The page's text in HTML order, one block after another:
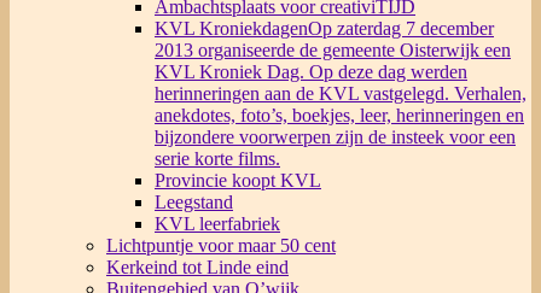
Ambachtsplaats voor creativiTIJD
KVL KroniekdagenOp zaterdag 7 december
2013 organiseerde de gemeente Oisterwijk een
KVL Kroniek Dag. Op deze dag werden
herinneringen aan de KVL vastgelegd. Verhalen,
anekdotes, foto’s, boekjes, leer, herinneringen en
bijzondere voorwerpen zijn de insteek voor een
serie korte films.
Provincie koopt KVL
Leegstand
KVL leerfabriek
Lichtpuntje voor maar 50 cent
Kerkeind tot Linde eind
Buitengebied van O’wijk